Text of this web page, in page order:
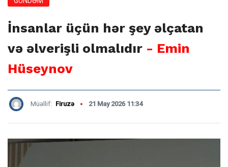
İnsanlar üçün hər şey əlçatan
və əlverişli olmalıdır - Emin
Hüseynov
Müəllif: Firuzə 21 May 2026 11:34